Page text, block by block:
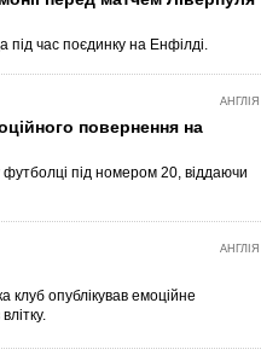
під час поєдинку на Енфілді.
АНГЛІЯ
повернення на
під номером 20, віддаючи
АНГЛІЯ
опублікував емоційне